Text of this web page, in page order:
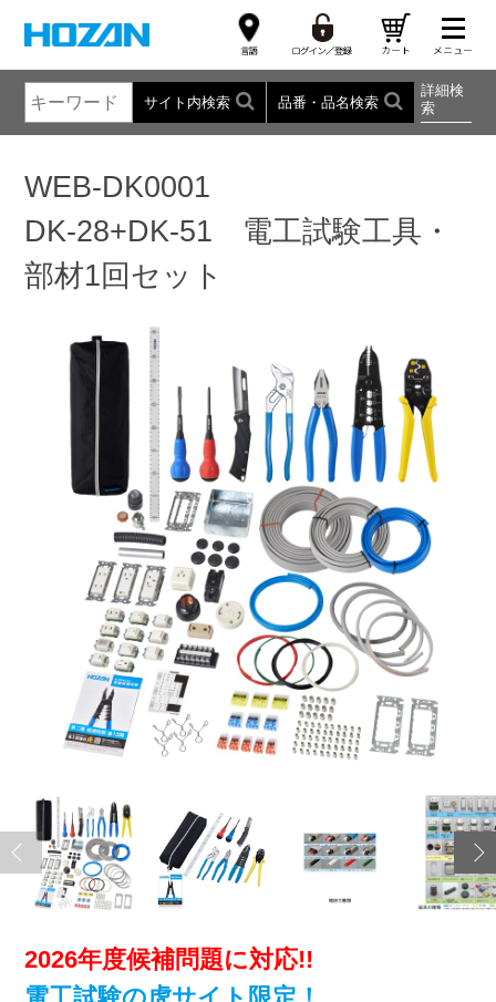
サイト内検索 品番・品名検索
詳細検
索
WEB-DK0001
DK-28+DK-51 電工試験工具・
部材1回セット
2026年度候補問題に対応!!